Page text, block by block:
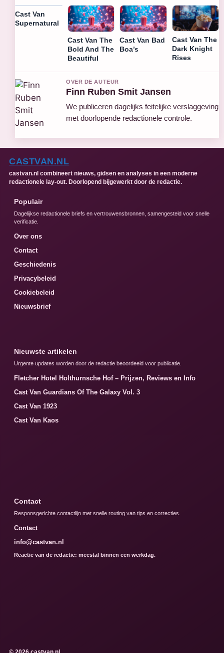
Cast Van
Supernatural
Cast Van The
Bold And The
Beautiful
Cast Van Bad
Boa’s
Cast Van The
Dark Knight
Rises
OVER DE AUTEUR
Finn Ruben Smit Jansen
We publiceren dagelijks feitelijke verslaggeving
met doorlopende redactionele controle.
CASTVAN.NL
castvan.nl combineert nieuws, gidsen en analyses in een moderne
redactionele lay-out. Doorlopend bijgewerkt door de redactie.
Populair
Dagelijkse redactionele briefs en vertrouwensbronnen, samengesteld voor snelle
verificatie.
Over ons
Contact
Geschiedenis
Privacybeleid
Cookiebeleid
Nieuwsbrief
Nieuwste artikelen
Urgente updates worden door de redactie beoordeeld voor publicatie.
Fletcher Hotel Holthurnsche Hof – Prijzen, Reviews en Info
Cast Van Guardians Of The Galaxy Vol. 3
Cast Van 1923
Cast Van Kaos
Contact
Responsgerichte contactlijn met snelle routing van tips en correcties.
Contact
info@castvan.nl
Reactie van de redactie: meestal binnen een werkdag.